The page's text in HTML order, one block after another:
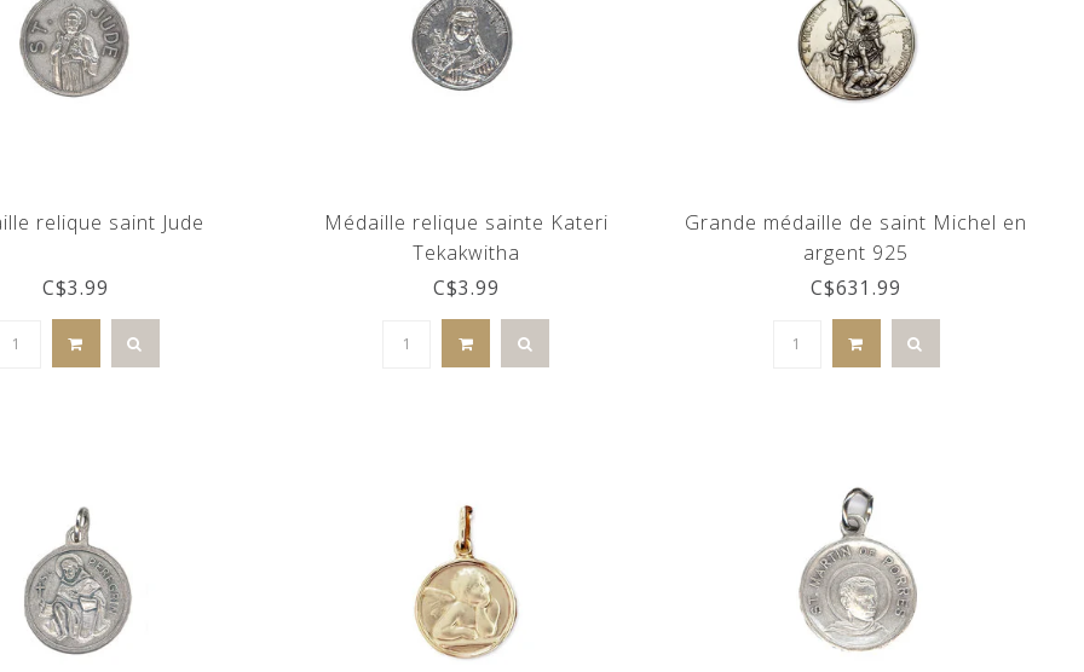
relique saint Jude
C$3.99
Médaille relique sainte Kateri
Tekakwitha
C$3.99
Grande médaille de saint Michel en
argent 925
C$631.99